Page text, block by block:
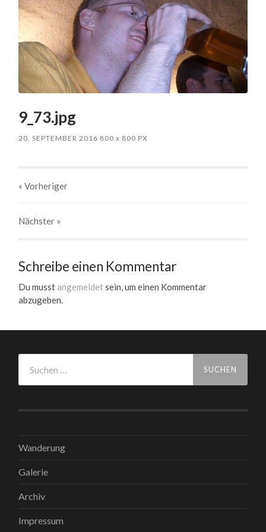
9_73.jpg
20. SEPTEMBER 2016 800x 800 PX
« Vorheriger
Nächster »
Schreibe einen Kommentar
Du musst angemeldet sein, um einen Kommentar
abzugeben.
nach:
Wanderung
Galerie
Archiv
Impressum